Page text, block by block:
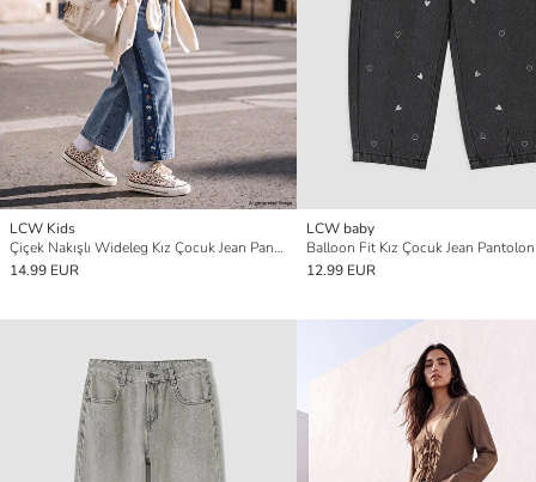
LCW Kids
Çiçek Nakışlı Wideleg Kız Çocuk Jean Pantolon
14.99 EUR
LCW baby
Balloon Fit Kız Çocuk Jean Pantolon
12.99 EUR